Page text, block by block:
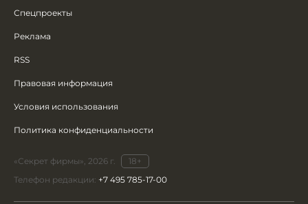
Спецпроекты
Реклама
RSS
Правовая информация
Условия использования
Политика конфиденциальности
«Секрет фирмы», 2026 г.
18+
Телефон редакции: +7 495 785-17-00